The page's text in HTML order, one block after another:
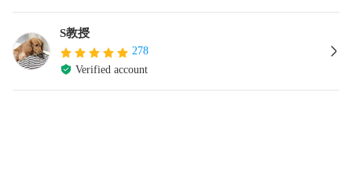
S教授
278
Verified account